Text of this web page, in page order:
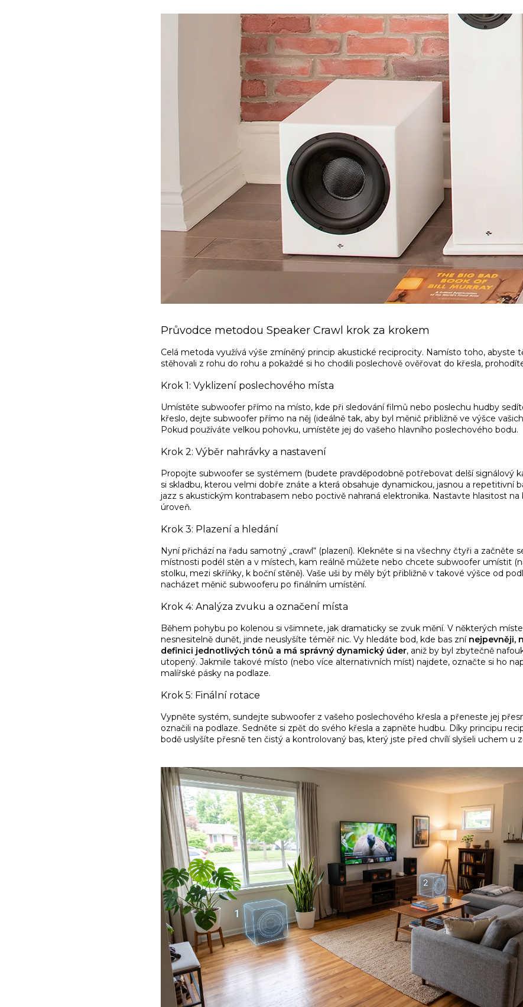
Průvodce metodou Speaker Crawl krok za krokem
Celá metoda využívá výše zmíněný princip akustické reciprocity. Namísto toho, abyste
stěhovali z rohu do rohu a pokaždé si ho chodili poslechově ověřovat do křesla,
Krok 1: Vyklizení poslechového místa
Umístěte subwoofer přímo na místo, kde při sledování filmů nebo poslechu hudby
křeslo, dejte subwoofer přímo na něj (ideálně tak, aby byl měnič přibližně ve výšce
Pokud používáte velkou pohovku, umístěte jej do vašeho hlavního poslechového bodu.
Krok 2: Výběr nahrávky a nastavení
Propojte subwoofer se systémem (budete pravděpodobně potřebovat delší signálový
si skladbu, kterou velmi dobře znáte a která obsahuje dynamickou, jasnou a repetitivní
jazz s akustickým kontrabasem nebo poctivě nahraná elektronika. Nastavte hlasitost na
úroveň.
Krok 3: Plazení a hledání
Nyní přichází na řadu samotný „crawl“ (plazení). Klekněte si na všechny čtyři a začněte
místnosti podél stěn a v místech, kam reálně můžete nebo chcete subwoofer umístit
stolku, mezi skříňky, k boční stěně). Vaše uši by měly být přibližně v takové výšce od
nacházet měnič subwooferu po finálním umístění.
Krok 4: Analýza zvuku a označení místa
Během pohybu po kolenou si všimnete, jak dramaticky se zvuk mění. V některých
nesnesitelně dunět, jinde neuslyšíte téměř nic. Vy hledáte bod, kde bas zní nejpevněji,
definici jednotlivých tónů a má správný dynamický úder, aniž by byl zbytečně
utopený. Jakmile takové místo (nebo více alternativních míst) najdete, označte si ho
malířské pásky na podlaze.
Krok 5: Finální rotace
Vypněte systém, sundejte subwoofer z vašeho poslechového křesla a přeneste jej
označili na podlaze. Sedněte si zpět do svého křesla a zapněte hudbu. Díky principu
bodě uslyšíte přesně ten čistý a kontrolovaný bas, který jste před chvílí slyšeli uchem u